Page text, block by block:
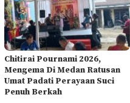
Chitirai Pournami 2026,
Mengema Di Medan Ratusan
Umat Padati Perayaan Suci
Penuh Berkah